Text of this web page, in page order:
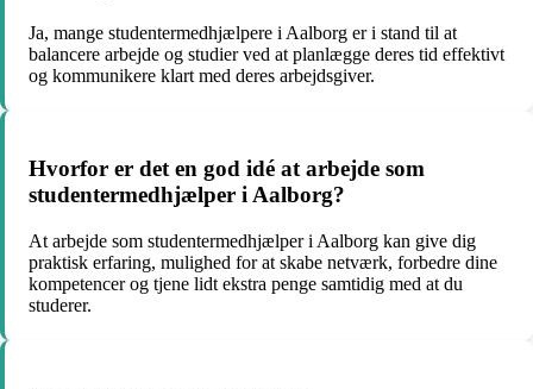
Ja, mange studentermedhjælpere i Aalborg er i stand til at
balancere arbejde og studier ved at planlægge deres tid effektivt
og kommunikere klart med deres arbejdsgiver.
Hvorfor er det en god idé at arbejde som
studentermedhjælper i Aalborg?
At arbejde som studentermedhjælper i Aalborg kan give dig
praktisk erfaring, mulighed for at skabe netværk, forbedre dine
kompetencer og tjene lidt ekstra penge samtidig med at du
studerer.